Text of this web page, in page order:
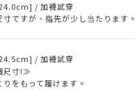
/ 加襪試穿
寸ですが、指先が少し当たります。
/ 加襪試穿
尺寸!≫
をもって履けます。